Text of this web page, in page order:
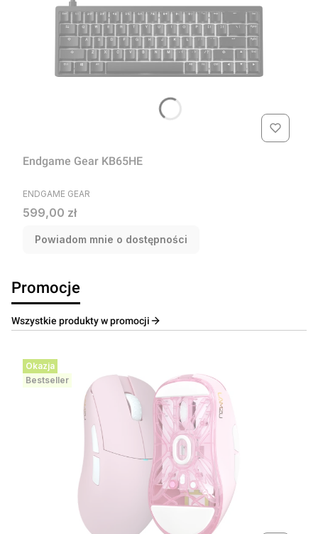
Endgame Gear KB65HE
PRODUCENT
ENDGAME GEAR
Cena
599,00 zł
Powiadom mnie o dostępności
Promocje
Wszystkie produkty w promocji
Okazja
Bestseller